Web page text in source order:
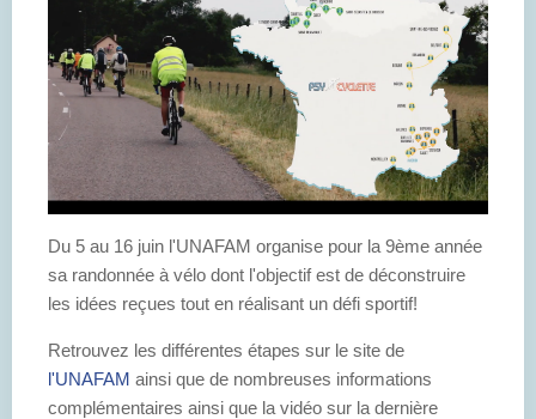
Du 5 au 16 juin l'UNAFAM organise pour la 9ème année
sa randonnée à vélo dont l'objectif est de déconstruire
les idées reçues tout en réalisant un défi sportif!
Retrouvez les différentes étapes sur le site de
l'UNAFAM ainsi que de nombreuses informations
complémentaires ainsi que la vidéo sur la dernière